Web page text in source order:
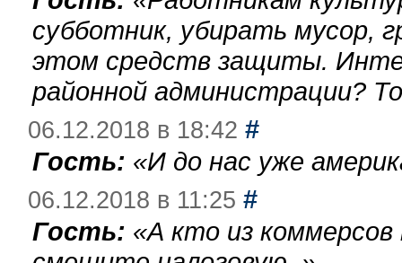
субботник, убирать мусор,
этом средств защиты.
районной администрации?
06.12.2018 в 18:42 #
Гость: «И до нас уже
06.12.2018 в 11:25 #
Гость: «А кто из